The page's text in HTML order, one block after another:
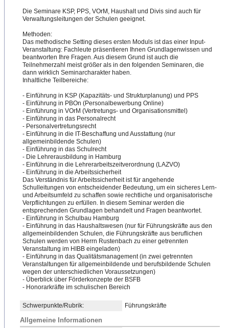
Die Seminare KSP, PPS, VOrM, Haushalt und Divis sind auch für
Verwaltungsleitungen der Schulen geeignet.
Methoden:
Das methodische Setting dieses ersten Moduls ist das einer Input-
Veranstaltung: Fachleute präsentieren Ihnen Grundlagenwissen und
beantworten Ihre Fragen. Aus diesem Grund ist auch die
Teilnehmerzahl meist größer als in den folgenden Seminaren, die
dann wirklich Seminarcharakter haben.
Inhaltliche Teilbereiche:
- Einführung in KSP (Kapazitäts- und Strukturplanung) und PPS
- Einführung in PBOn (Personalbewerbung Online)
- Einführung in VOrM (Vertretungs- und Organisationsmittel)
- Einführung in das Personalrecht
- Personalvertretungsrecht
- ​ Einführung in die IT-Beschaffung und Ausstattung (nur
allgemeinbildende Schulen)
- Einführung in das Schulrecht
- Die Lehrerausbildung in Hamburg
- Einführung in die Lehrerarbeitszeitverordnun​g (LAZVO)
- Einführung in die Arbeitssicherheit
Das Verständnis für Arbeitssicherheit ist für angehende
Schulleitungen von entscheidender Bedeutung, um ein sicheres Lern-
und Arbeitsumfeld zu schaffen sowie rechtliche und organisatorische
Verpflichtungen zu erfüllen. In diesem Seminar werden die
entsprechenden Grundlagen behandelt und Fragen beantwortet.
- Einführung in Schulbau Hamburg
- Einführung in das Haushaltswesen (nur für Führungskräfte aus den
allgemeinbildenden Schulen, die Führungskräfte aus beruflichen
Schulen werden von Herrn Rustenbach zu einer getrennten
Veranstaltung im HIBB eingeladen)
- Einführung in das Qualitätsmanagement (in zwei getrennten
Veranstaltungen für allgemeinbildende und berufsbildende Schulen
wegen der unterschiedlichen Voraussetzungen)
- Überblick über Förderkonzepte der BSFB
- Honorarkräfte im schulischen Bereich
Schwerpunkte/Rubrik: Führungskräfte
Allgemeine Informationen